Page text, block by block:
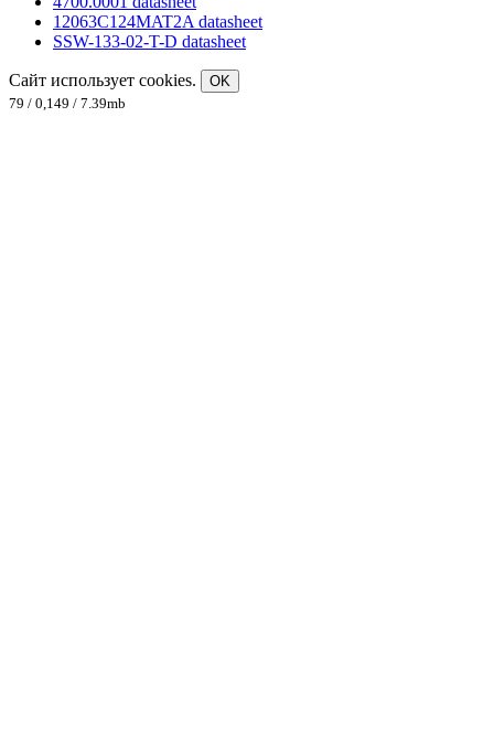
12063C124MAT2A datasheet
SSW-133-02-T-D datasheet
Сайт использует cookies.
OK
79 / 0,149 / 7.39mb